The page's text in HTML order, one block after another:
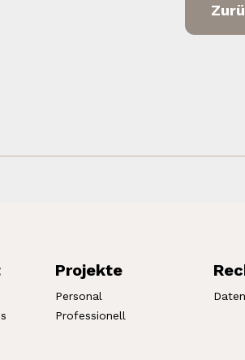
Projekte
Personal
Professionell